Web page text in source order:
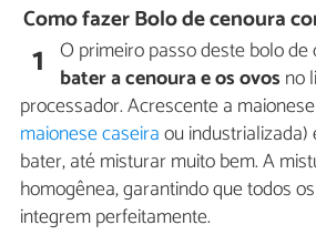
Como fazer Bolo de cenoura
1 O primeiro passo deste bolo
bater a cenoura e os ovos no
processador. Acrescente a
maionese caseiraou
bater, até misturar muito bem. A
homogênea, garantindo que todos
integrem perfeitamente.